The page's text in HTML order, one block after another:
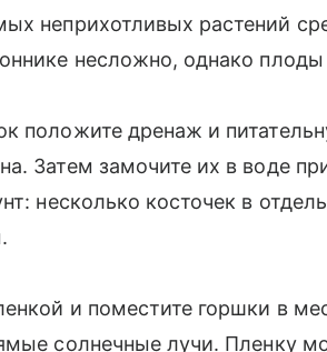
неприхотливых растений
несложно, однако
положите дренаж и
Затем замочите их в воде
несколько косточек в
и поместите горшки в
солнечные лучи. Пленку